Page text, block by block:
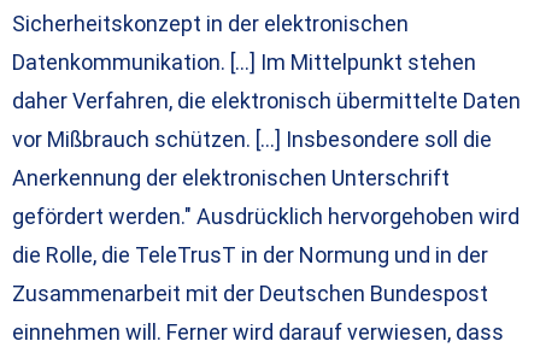
Sicherheitskonzept in der elektronischen
Datenkommunikation. […] Im Mittelpunkt stehen
daher Verfahren, die elektronisch übermittelte Daten
vor Mißbrauch schützen. […] Insbesondere soll die
Anerkennung der elektronischen Unterschrift
gefördert werden." Ausdrücklich hervorgehoben wird
die Rolle, die TeleTrusT in der Normung und in der
Zusammenarbeit mit der Deutschen Bundespost
einnehmen will. Ferner wird darauf verwiesen, dass